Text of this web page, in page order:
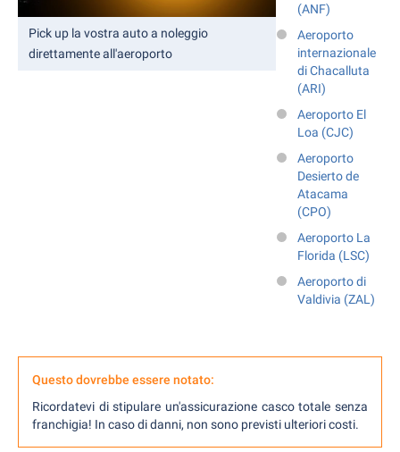
Pick up la vostra auto a noleggio
direttamente all'aeroporto
(ANF)
Aeroporto
internazionale
di Chacalluta
(ARI)
Aeroporto El
Loa (CJC)
Aeroporto
Desierto de
Atacama
(CPO)
Aeroporto La
Florida (LSC)
Aeroporto di
Valdivia (ZAL)
Questo dovrebbe essere notato:
Ricordatevi di stipulare un'assicurazione casco totale senza
franchigia! In caso di danni, non sono previsti ulteriori costi.